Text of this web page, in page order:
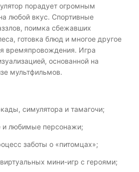
порадует огромным
любой вкус. Спортивные
поимка сбежавших
готовка блюд и многое другое
времяпровождения. Игра
основанной на
мультфильмов.
симулятора и тамагочи;
и любимые персонажи;
заботы о «питомцах»;
мини-игр с героями;